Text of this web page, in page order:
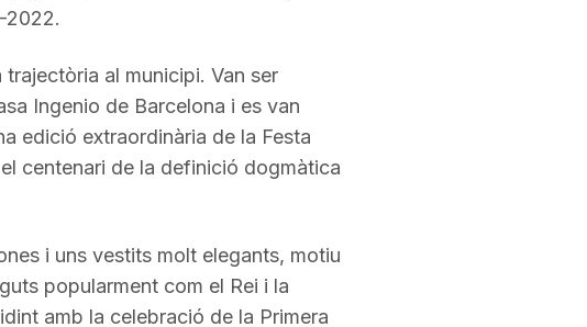
2022.
al municipi. Van ser
Ingenio de Barcelona i es van
edició extraordinària de la Festa
centenari de la definició dogmàtica
i uns vestits molt elegants, motiu
popularment com el Rei i la
amb la celebració de la Primera